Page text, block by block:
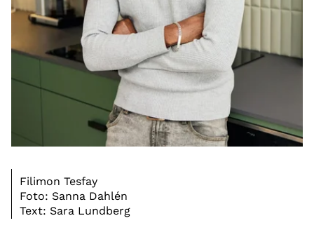
Filimon Tesfay
Foto: Sanna Dahlén
Text: Sara Lundberg